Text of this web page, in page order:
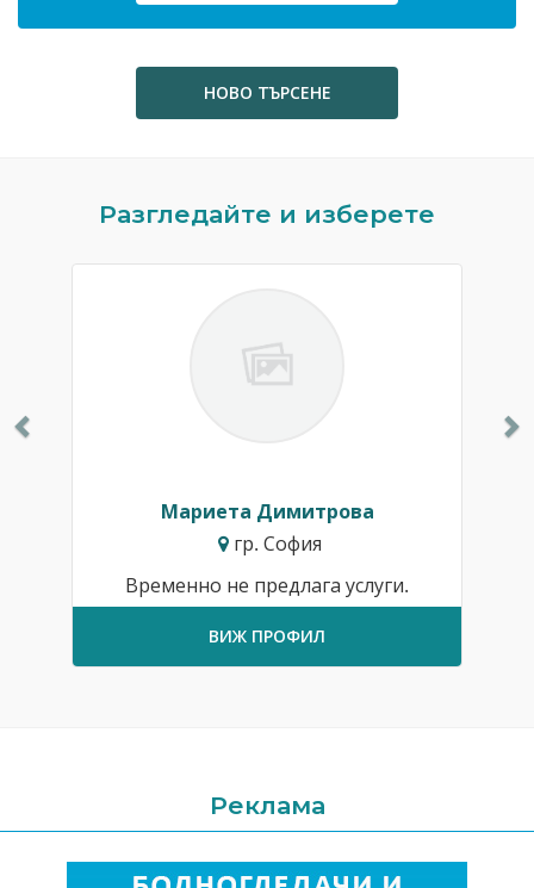
НОВО ТЪРСЕНЕ
Разгледайте и изберете
Мариета Димитрова
гр. София
Временно не предлага услуги.
ВИЖ ПРОФИЛ
Реклама